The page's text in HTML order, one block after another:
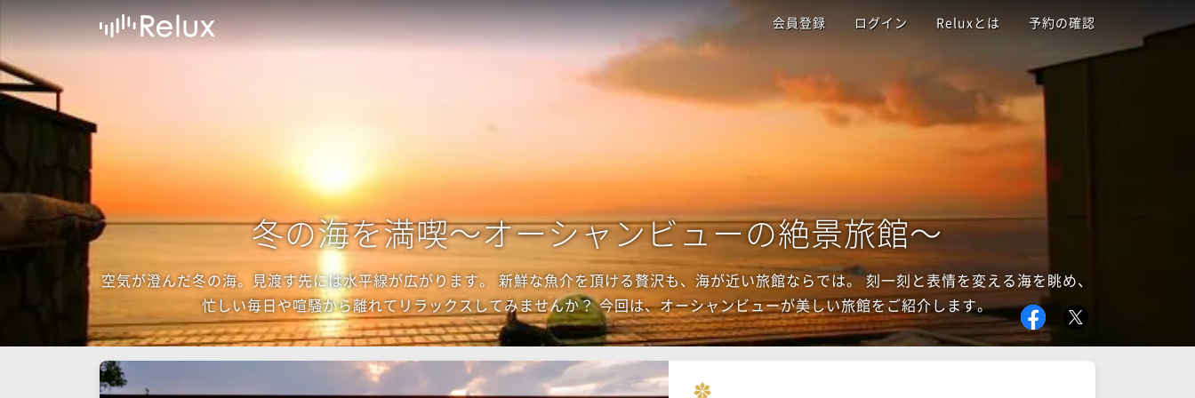
会員登録 ログイン Reluxとは 予約の確認
冬の海を満喫～オーシャンビューの絶景旅館～
空気が澄んだ冬の海。見渡す先には水平線が広がります。 新鮮な魚介を頂ける贅沢も、海が近い旅館ならでは。 刻一刻と表情を変える海を眺め、
忙しい毎日や喧騒から離れてリラックスしてみませんか？ 今回は、オーシャンビューが美しい旅館をご紹介します。